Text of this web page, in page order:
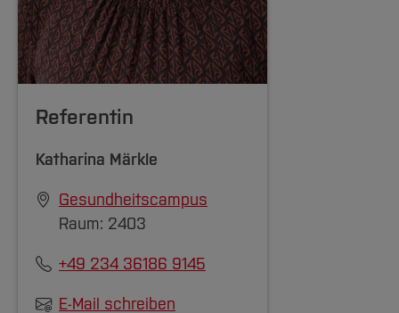
Referentin
Katharina Märkle
Gesundheitscampus
Raum: 2403
+49 234 36186 9145
E-Mail schreiben